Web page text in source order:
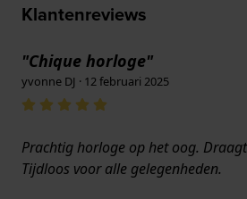
Klantenreviews
"Chique horloge"
yvonne DJ · 12 februari 2025
Prachtig horloge op het oog.
Tijdloos voor alle gelegenheden.